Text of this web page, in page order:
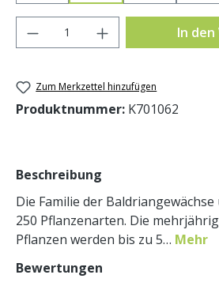
Produkt Anzahl: Gib
In
Zum Merkzettel hinzufügen
Produktnummer: K701062
Beschreibung
Die Familie der
250 Pflanzenarten. Die
Pflanzen werden bis zu 5… Mehr
Bewertungen